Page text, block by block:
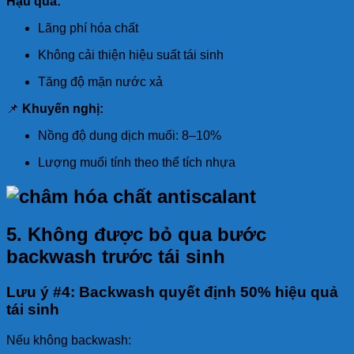
Lãng phí hóa chất
Không cải thiện hiệu suất tái sinh
Tăng độ mặn nước xả
📌 Khuyến nghị:
Nồng độ dung dịch muối: 8–10%
Lượng muối tính theo thể tích nhựa
5. Không được bỏ qua bước
backwash trước tái sinh
Lưu ý #4: Backwash quyết định 50% hiệu quả
tái sinh
Nếu không backwash: